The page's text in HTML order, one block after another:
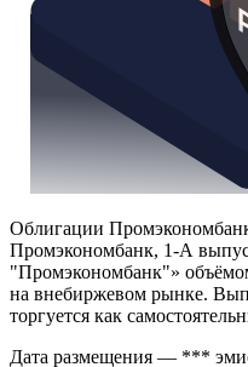
Облигации
"Промэкономбанк"»